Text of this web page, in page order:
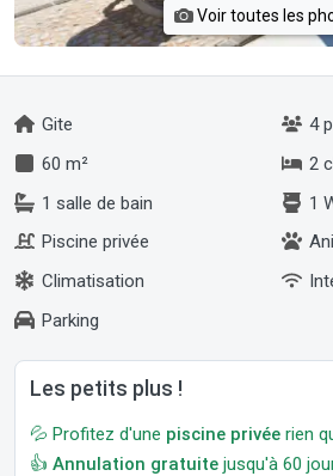
Voir toutes les
Gite 4
60 m²
2
1 salle de bain
1
Piscine privée
Climatisation
Parking
Les petits plus !
💦 Profitez d'une piscine privée rien
👍 Annulation gratuite jusqu'à 60